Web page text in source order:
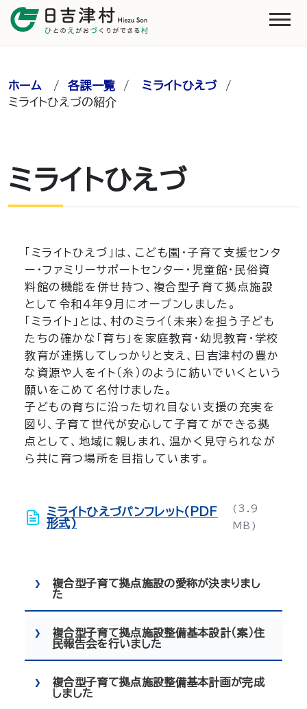
ホーム /各課一覧 / ミライトひえづ/
ミライトひえづの紹介
ミライトひえづ
「ミライトひえづ」は、こども園・子育て支援センタ
ー・ファミリーサポートセンター・児童館・民俗資
料館の機能を併せ持つ、複合型子育て拠点施設
として令和４年９月にオープンしました。
「ミライト」とは、村のミライ（未来）を担う子ども
たちの確かな「育ち」を家庭教育・幼児教育・学校
教育が連携してしっかりと支え、日吉津村の豊か
な資源や人をイト（糸）のように紡いでいくという
願いをこめて名付けました。
子どもの育ちに沿った切れ目ない支援の充実を
図り、子育て世代が安心して子育てができる拠
点として、地域に親しまれ、温かく見守られなが
ら共に育つ場所を目指しています。
ミライトひえづパンフレット(PDF
形式)
(3.9
MB)
複合型子育て拠点施設の愛称が決まりまし
た
複合型子育て拠点施設整備基本設計（案）住
民報告会を行いました
複合型子育て拠点施設整備基本計画が完成
しました